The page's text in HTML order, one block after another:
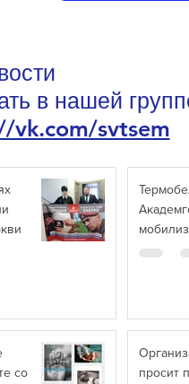
в нашей
vk.com/svtsem
со
просит